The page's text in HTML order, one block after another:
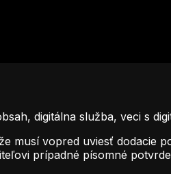
digitálna služba, veci s
musí vopred uviesť dodacie
prípadné písomné